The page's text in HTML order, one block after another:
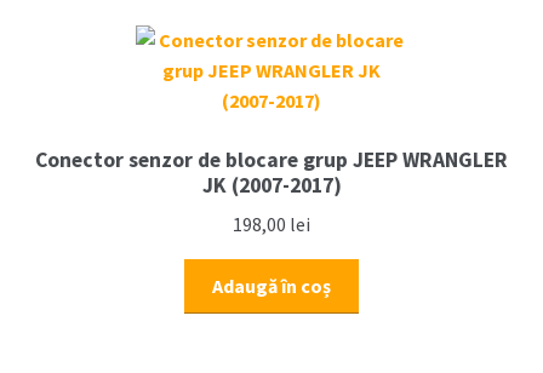
(2007-
Conector senzor de blocare grup JEEP WRANGLER
JK (2007-2017)
198,00 lei
Adaugă în coș